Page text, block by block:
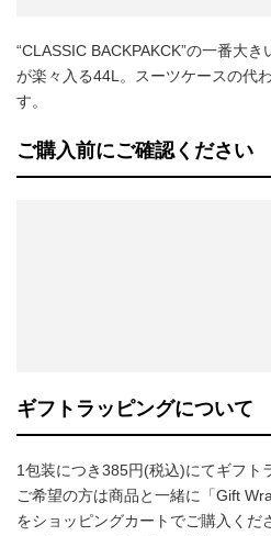
“CLASSIC BACKPAKCK”の一番大
が楽々入る44L。スーツケースの代
す。
ご購入前にご確認ください
ギフトラッピングについて
1包装につき385円(税込)にてギフト
ご希望の方は商品と一緒に「Gift
をショッピングカートでご購入くだ